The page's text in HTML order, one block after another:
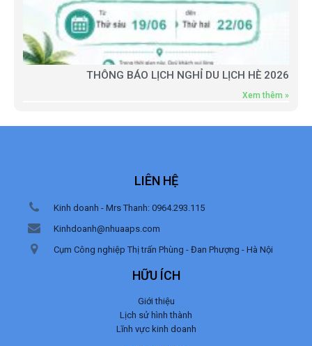
THÔNG BÁO LỊCH NGHỈ DU LỊCH HÈ 2026
Xem thêm »
LIÊN HỆ
Kinh doanh - Mrs Thanh: 0964.293.115
Kinhdoanh@nhuaaps.com
Cụm Công nghiệp Thị trấn Phùng - Đan Phượng - Hà Nội
HỮU ÍCH
Giới thiệu
Lịch sử hình thành
Lĩnh vực kinh doanh